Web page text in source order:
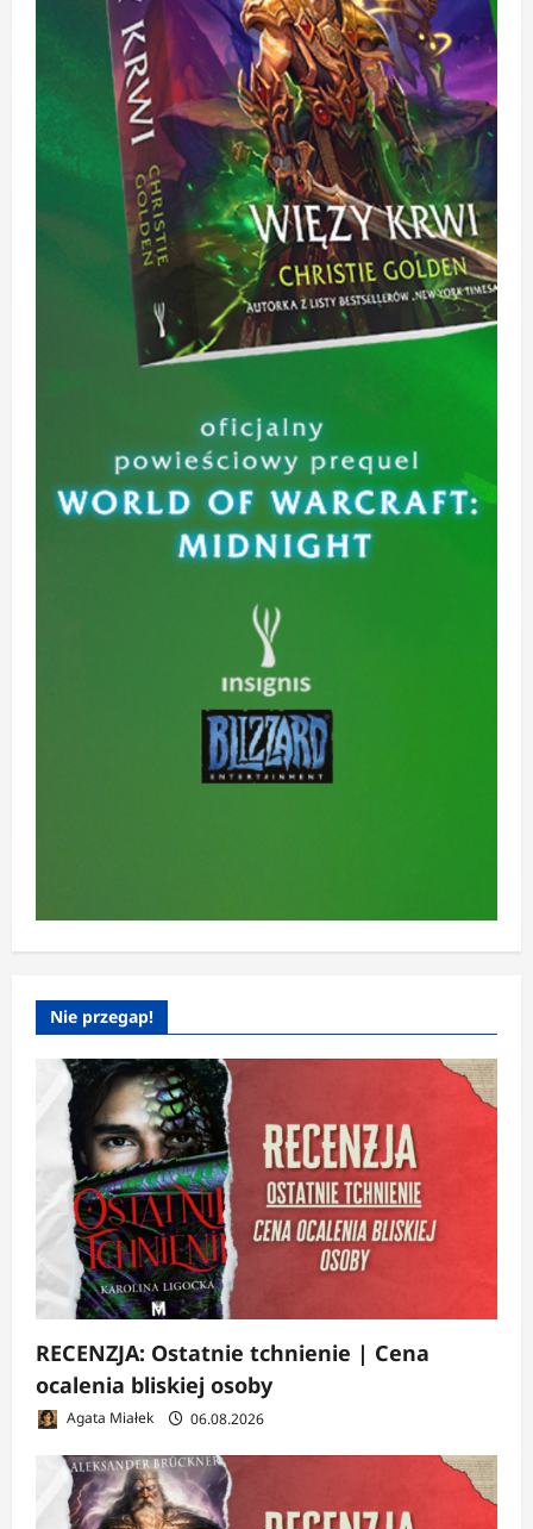
Nie przegap!
RECENZJA: Ostatnie tchnienie | Cena
ocalenia bliskiej osoby
Agata Miałek 06.08.2026